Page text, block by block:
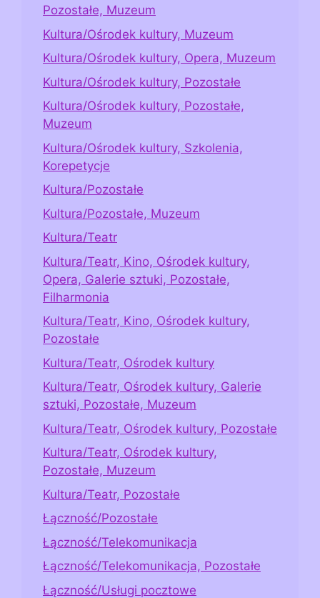
Pozostałe, Muzeum
Kultura/Ośrodek kultury, Muzeum
Kultura/Ośrodek kultury, Opera, Muzeum
Kultura/Ośrodek kultury, Pozostałe
Kultura/Ośrodek kultury, Pozostałe,
Muzeum
Kultura/Ośrodek kultury, Szkolenia,
Korepetycje
Kultura/Pozostałe
Kultura/Pozostałe, Muzeum
Kultura/Teatr
Kultura/Teatr, Kino, Ośrodek kultury,
Opera, Galerie sztuki, Pozostałe,
Filharmonia
Kultura/Teatr, Kino, Ośrodek kultury,
Pozostałe
Kultura/Teatr, Ośrodek kultury
Kultura/Teatr, Ośrodek kultury, Galerie
sztuki, Pozostałe, Muzeum
Kultura/Teatr, Ośrodek kultury, Pozostałe
Kultura/Teatr, Ośrodek kultury,
Pozostałe, Muzeum
Kultura/Teatr, Pozostałe
Łączność/Pozostałe
Łączność/Telekomunikacja
Łączność/Telekomunikacja, Pozostałe
Łączność/Usługi pocztowe